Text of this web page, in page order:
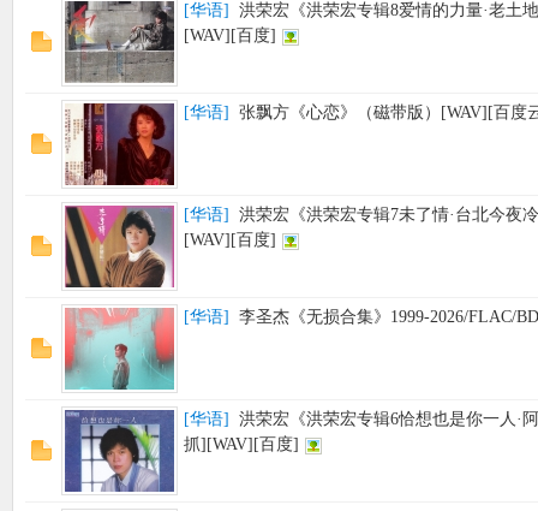
[华语]
洪荣宏《洪荣宏专辑8爱情的力量·老土
[WAV][百度]
[华语] 张飘方《心恋》（磁带版）[WAV][百度
[华语]
洪荣宏《洪荣宏专辑7未了情·台北今夜
[WAV][百度]
[华语] 李圣杰《无损合集》1999-2026/FLAC/BD
[华语]
洪荣宏《洪荣宏专辑6恰想也是你一人·
抓][WAV][百度]